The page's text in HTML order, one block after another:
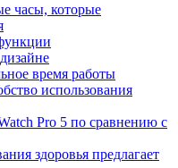
часы, которые
время работы
использования
Pro 5 по сравнению с
здоровья предлагает